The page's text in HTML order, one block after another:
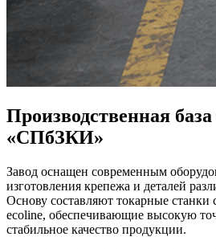
Производственная
«СПбЗКИ»
Завод оснащен современным
изготовления крепежа и деталей
Основу составляют токарные
ecoline, обеспечивающие высокую
стабильное качество продукции.